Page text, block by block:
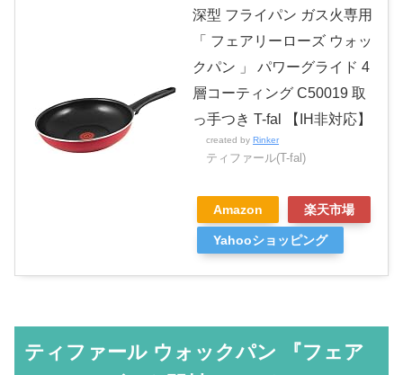
深型 フライパン ガス火専用
「 フェアリーローズ ウォッ
クパン 」 パワーグライド 4
層コーティング C50019 取
っ手つき T-fal 【IH非対応】
created by Rinker
ティファール(T-fal)
Amazon 楽天市場
Yahooショッピング
ティファール ウォックパン 『フェア